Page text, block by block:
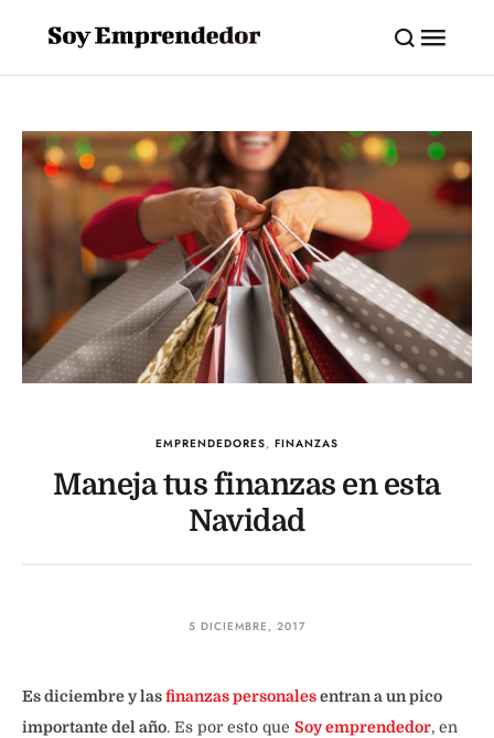
EMPRENDEDORES, FINANZAS
Maneja tus finanzas en esta
Navidad
5 DICIEMBRE, 2017
Es diciembre y lasfinanzas personalesentran a un pico
importante del año. Es por esto que Soy emprendedor, en